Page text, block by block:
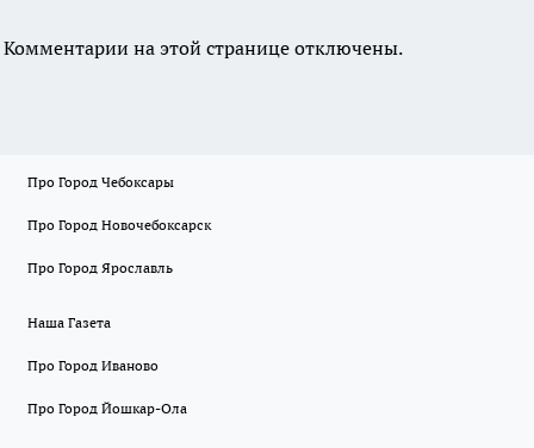
Комментарии на этой странице отключены.
Про Город Чебоксары
Про Город Новочебоксарск
Про Город Ярославль
Наша Газета
Про Город Иваново
Про Город Йошкар-Ола